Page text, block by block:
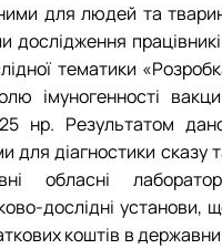
для людей та
дослідження
тематики
імуногенності
нр. Результатом
для діагностики сказу
обласні
дослідні установи,
коштів в